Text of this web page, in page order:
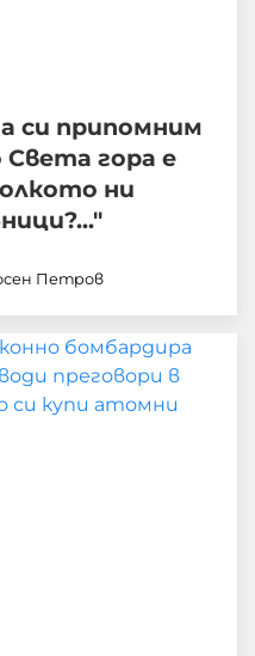
си припомним
гора е
ни
Петров